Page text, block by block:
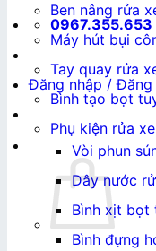
0967.355.653
Đăng nhập / Đăng
Ben nâng rửa
Máy hút bụi
Tay quay rửa
Bình tạo bọt
Phụ kiện rửa xe
Vòi phun
Dây nước
Bình xịt bọt
Bình đựng